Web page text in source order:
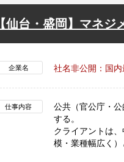
【仙台・盛岡】マネジ
企業名 社名非公開：国
仕事内容
公共（官公庁・
する。
クライアントは
模・業種幅広く）